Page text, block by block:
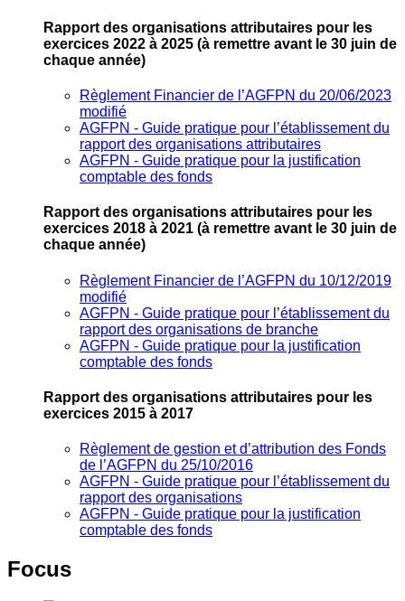
Rapport des organisations attributaires pour les
exercices 2022 à 2025 (à remettre avant le 30 juin de
chaque année)
Règlement Financier de l’AGFPN du 20/06/2023
modifié
AGFPN ‐ Guide pratique pour l’établissement du
rapport des organisations attributaires
AGFPN ‐ Guide pratique pour la justification
comptable des fonds
Rapport des organisations attributaires pour les
exercices 2018 à 2021 (à remettre avant le 30 juin de
chaque année)
Règlement Financier de l’AGFPN du 10/12/2019
modifié
AGFPN ‐ Guide pratique pour l’établissement du
rapport des organisations de branche
AGFPN ‐ Guide pratique pour la justification
comptable des fonds
Rapport des organisations attributaires pour les
exercices 2015 à 2017
Règlement de gestion et d’attribution des Fonds
de l’AGFPN du 25/10/2016
AGFPN ‐ Guide pratique pour l’établissement du
rapport des organisations
AGFPN ‐ Guide pratique pour la justification
comptable des fonds
Focus